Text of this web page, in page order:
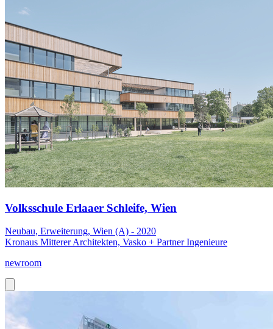
Volksschule Erlaaer Schleife, Wien
Neubau, Erweiterung, Wien (A) - 2020
Kronaus Mitterer Architekten, Vasko + Partner Ingenieure
newroom